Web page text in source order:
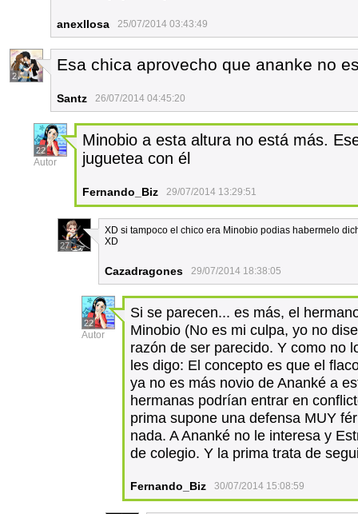
anexllosa 25/07/2014 03:43:49
2
Esa chica aprovecho que ananke no
Santz 26/07/2014 04:45:20
22
Autor
Minobio a esta altura no está más.
juguetea con él
Fernando_Biz 29/07/2014 13:29:51
27
XD si tampoco el chico era Minobio podias habermelo
XD
Cazadragones 29/07/2014 18:38:05
22
Autor
Si se parecen... es más, el
Minobio (No es mi culpa, yo no
razón de ser parecido. Y como no
les digo: El concepto es que el
ya no es más novio de Ananké a
hermanas podrían entrar en
prima supone una defensa MUY
nada. A Ananké no le interesa y
de colegio. Y la prima trata de
Fernando_Biz 30/07/2014 15:08:59